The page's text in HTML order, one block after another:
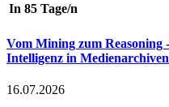
In 85 Tage/n
Vom Mining zum
Intelligenz in Medienarchiven
16.07.2026